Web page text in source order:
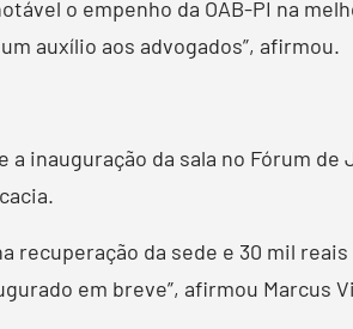
o empenho da OAB-PI na
auxílio aos advogados”, afirmou.
inauguração da sala no Fórum de
recuperação da sede e 30 mil
em breve”, afirmou Marcus